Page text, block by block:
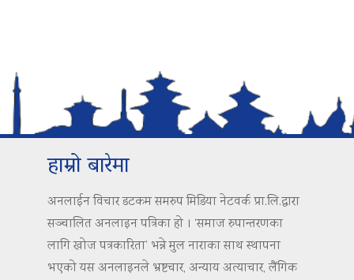
हाम्रो बारेमा
अनलाईन विचार डटकम समरुप मिडिया नेटवर्क प्रा.लि.द्वारा
सञ्चालित अनलाइन पत्रिका हो । ‘समाज रुपान्तरणका
लागि खोज पत्रकारिता’ भन्ने मुल नाराका साथ स्थापना
भएको यस अनलाइनले भ्रष्टचार, अन्याय अत्याचार, लैंगिक